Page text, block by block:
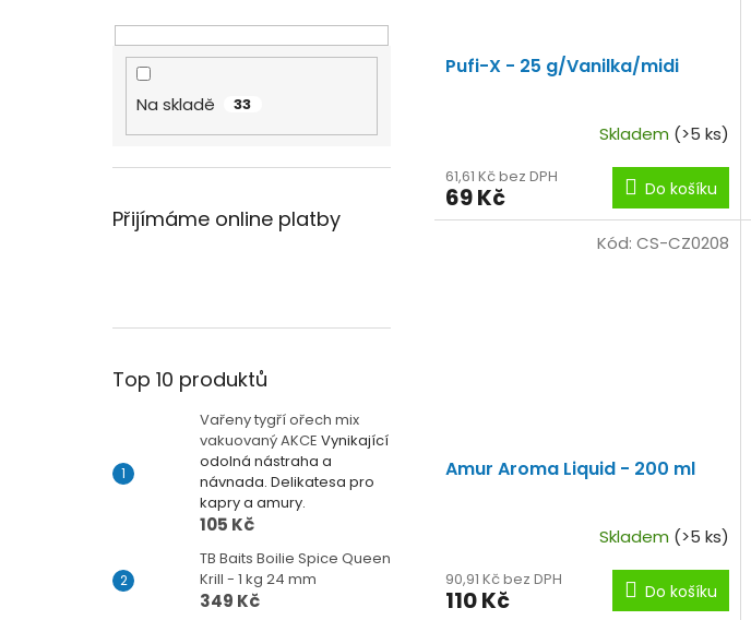
Na skladě 33
Přijímáme online platby
Top 10 produktů
Vařeny tygří ořech mix
vakuovaný AKCE Vynikající
odolná nástraha a
návnada. Delikatesa pro
kapry a amury.
105 Kč
TB Baits Boilie Spice Queen
Krill - 1 kg 24 mm
349 Kč
Pufi-X - 25 g/Vanilka/midi
Skladem (>5 ks)
61,61 Kč bez DPH
69 Kč Do košíku
Amur Aroma Liquid - 200 ml
Skladem (>5 ks)
90,91 Kč bez DPH
110 Kč Do košíku
Kód: CS-CZ0208